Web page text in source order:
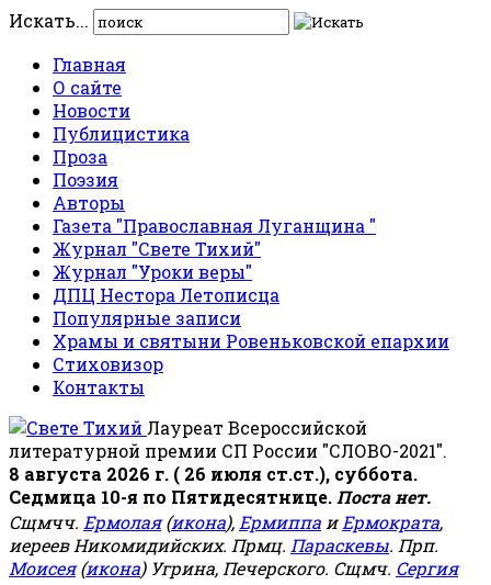
Искать...
Главная
О сайте
Новости
Публицистика
Проза
Поэзия
Авторы
Газета "Православная Луганщина "
Журнал "Свете Тихий"
Журнал "Уроки веры"
ДПЦ Нестора Летописца
Популярные записи
Храмы и святыни Ровеньковской епархии
Стиховизор
Контакты
Лауреат Всероссийской
литературной премии СП России "СЛОВО-2021".
8 августа 2026 г. ( 26 июля ст.ст.), суббота.
Седмица 10-я по Пятидесятнице. Поста нет.
Сщмчч. Ермолая(икона), Ермиппа иЕрмократа,
иереев Никомидийских. Прмц. Параскевы. Прп.
Моисея(икона) Угрина, Печерского. Сщмч. Сергия